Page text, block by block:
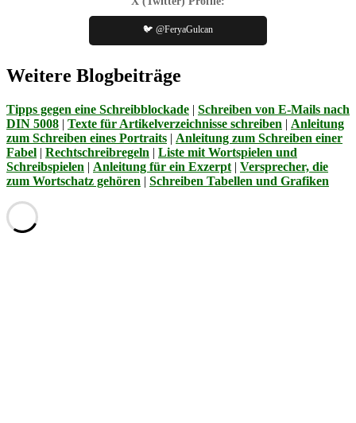
🐦 @FeryaGulcan
Weitere Blogbeiträge
Tipps gegen eine Schreibblockade | Schreiben von E-Mails nach
DIN 5008 | Texte für Artikelverzeichnisse schreiben | Anleitung
zum Schreiben eines Portraits | Anleitung zum Schreiben einer
Fabel | Rechtschreibregeln | Liste mit Wortspielen und
Schreibspielen | Anleitung für ein Exzerpt | Versprecher, die
zum Wortschatz gehören | Schreiben Tabellen und Grafiken